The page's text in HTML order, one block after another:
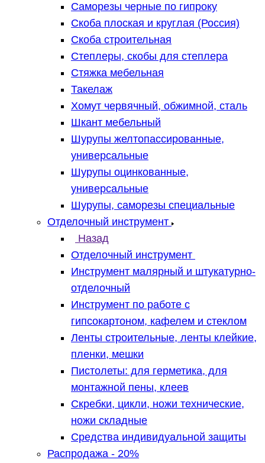
Саморезы черные по гипроку
Скоба плоская и круглая (Россия)
Скоба строительная
Степлеры, скобы для степлера
Стяжка мебельная
Такелаж
Хомут червячный, обжимной, сталь
Шкант мебельный
Шурупы желтопассированные,
универсальные
Шурупы оцинкованные,
универсальные
Шурупы, саморезы специальные
Отделочный инструмент
Назад
Отделочный инструмент
Инструмент малярный и штукатурно-
отделочный
Инструмент по работе с
гипсокартоном, кафелем и стеклом
Ленты строительные, ленты клейкие,
пленки, мешки
Пистолеты: для герметика, для
монтажной пены, клеев
Скребки, цикли, ножи технические,
ножи складные
Средства индивидуальной защиты
Распродажа - 20%